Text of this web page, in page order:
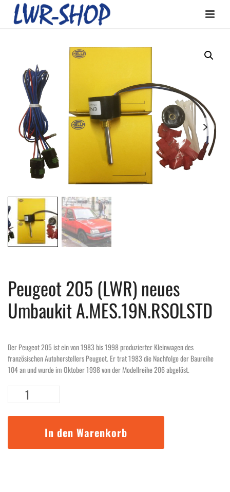
Peugeot 205 (LWR) neues
Umbaukit A.MES.19N.RSOLSTD
Der Peugeot 205 ist ein von 1983 bis 1998 produzierter Kleinwagen des
französischen Autoherstellers Peugeot. Er trat 1983 die Nachfolge der Baureihe
104 an und wurde im Oktober 1998 von der Modellreihe 206 abgelöst.
Peugeot
205
(LWR)
A.MES.19N.RSOLSTD
In den Warenkorb